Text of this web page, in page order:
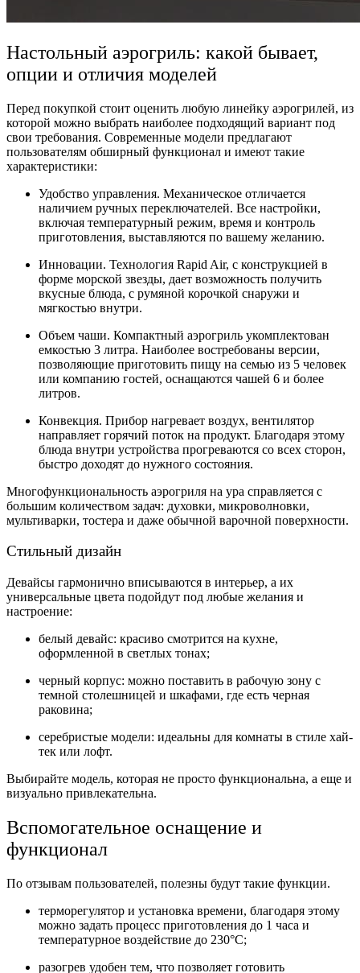
Настольный аэрогриль: какой бывает,
опции и отличия моделей
Перед покупкой стоит оценить любую линейку аэрогрилей, из
которой можно выбрать наиболее подходящий вариант под
свои требования. Современные модели предлагают
пользователям обширный функционал и имеют такие
характеристики:
Удобство управления. Механическое отличается
наличием ручных переключателей. Все настройки,
включая температурный режим, время и контроль
приготовления, выставляются по вашему желанию.
Инновации. Технология Rapid Air, с конструкцией в
форме морской звезды, дает возможность получить
вкусные блюда, с румяной корочкой снаружи и
мягкостью внутри.
Объем чаши. Компактный аэрогриль укомплектован
емкостью 3 литра. Наиболее востребованы версии,
позволяющие приготовить пищу на семью из 5 человек
или компанию гостей, оснащаются чашей 6 и более
литров.
Конвекция. Прибор нагревает воздух, вентилятор
направляет горячий поток на продукт. Благодаря этому
блюда внутри устройства прогреваются со всех сторон,
быстро доходят до нужного состояния.
Многофункциональность аэрогриля на ура справляется с
большим количеством задач: духовки, микроволновки,
мультиварки, тостера и даже обычной варочной поверхности.
Стильный дизайн
Девайсы гармонично вписываются в интерьер, а их
универсальные цвета подойдут под любые желания и
настроение:
белый девайс: красиво смотрится на кухне,
оформленной в светлых тонах;
черный корпус: можно поставить в рабочую зону с
темной столешницей и шкафами, где есть черная
раковина;
серебристые модели: идеальны для комнаты в стиле хай-
тек или лофт.
Выбирайте модель, которая не просто функциональна, а еще и
визуально привлекательна.
Вспомогательное оснащение и
функционал
По отзывам пользователей, полезны будут такие функции.
терморегулятор и установка времени, благодаря этому
можно задать процесс приготовления до 1 часа и
температурное воздействие до 230°C;
разогрев удобен тем, что позволяет готовить